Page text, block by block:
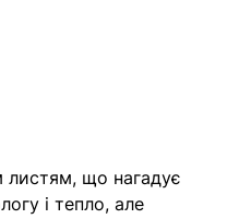
листям, що нагадує
і тепло, але